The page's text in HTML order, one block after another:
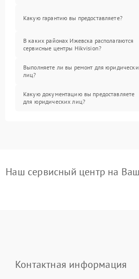
Какую гарантию вы предоставляете?
В каких районах Ижевска располагаются
сервисные центры Hikvision?
Выполняете ли вы ремонт для
лиц?
Какую документацию вы предоставляете
для юридических лиц?
Наш сервисный центр на
Контактная информация